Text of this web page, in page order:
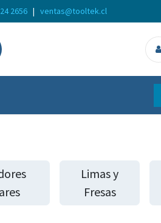
2656 | ventas@tooltek.cl
Limas y
Fresas